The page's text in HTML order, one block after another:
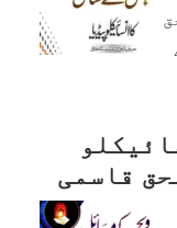
قاسمی